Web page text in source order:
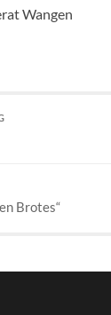
Wangen
Brotes“